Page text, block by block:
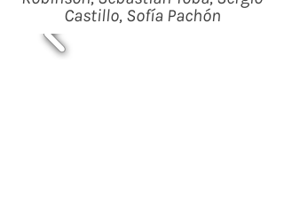
Castillo, Sofía Pachón